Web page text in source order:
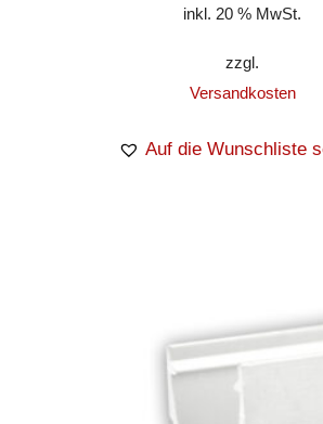
inkl. 20 % MwSt.
zzgl.
Versandkosten
Auf die Wunschliste